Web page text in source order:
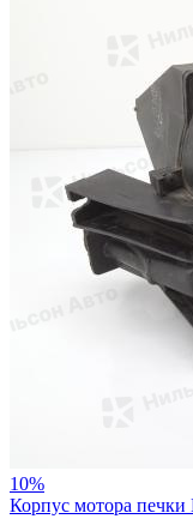
10%
Корпус мотора